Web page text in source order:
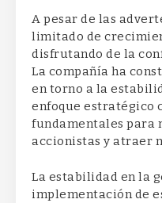
A pesar de las
limitado de
disfrutando de la
La compañía ha
en torno a la
enfoque estratégico
fundamentales para
accionistas y atraer
La estabilidad en la
implementación de